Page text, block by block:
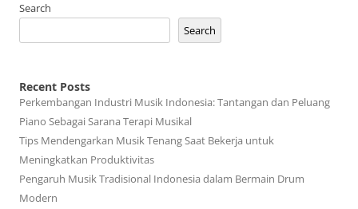
Search
Search
Recent Posts
Perkembangan Industri Musik Indonesia: Tantangan dan Peluang
Piano Sebagai Sarana Terapi Musikal
Tips Mendengarkan Musik Tenang Saat Bekerja untuk
Meningkatkan Produktivitas
Pengaruh Musik Tradisional Indonesia dalam Bermain Drum
Modern